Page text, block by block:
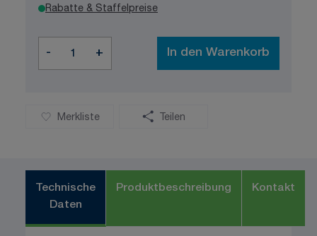
Rabatte & Staffelpreise
- + In den Warenkorb
Merkliste Teilen
Technische
Daten
Produktbeschreibung Kontakt